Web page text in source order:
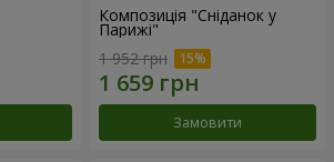
Композиція "Сніданок у
Парижі"
1 952 грн
Замовити